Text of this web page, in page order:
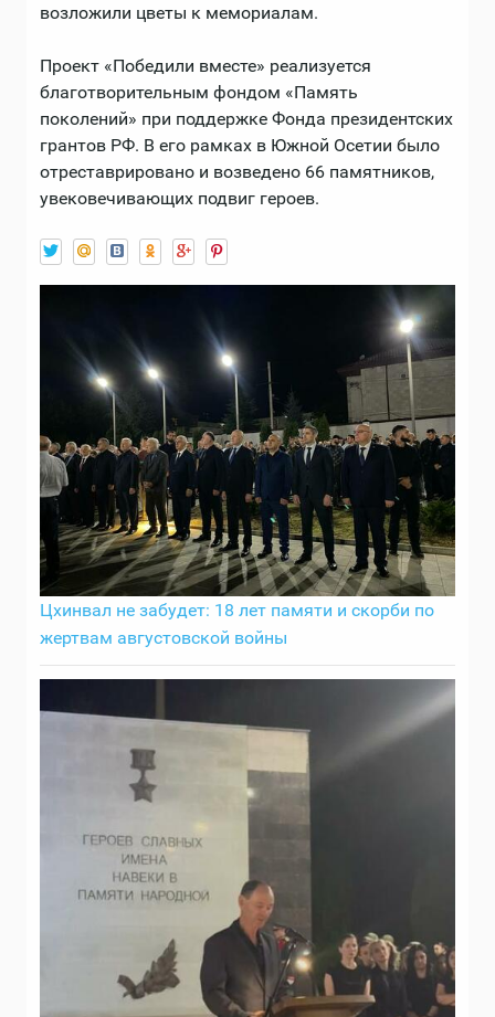
возложили цветы к мемориалам.
Проект «Победили вместе» реализуется
благотворительным фондом «Память
поколений» при поддержке Фонда президентских
грантов РФ. В его рамках в Южной Осетии было
отреставрировано и возведено 66 памятников,
увековечивающих подвиг героев.
Цхинвал не забудет: 18 лет памяти и скорби по
жертвам августовской войны